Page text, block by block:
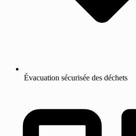
Évacuation sécurisée des déchets